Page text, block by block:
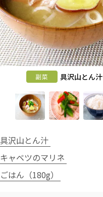
副菜 具沢山とん汁
具沢山とん汁
キャベツのマリネ
ごはん（180g）